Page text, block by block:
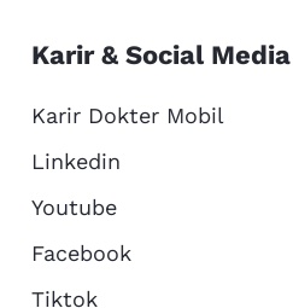
Karir & Social Media
Karir Dokter Mobil
Linkedin
Youtube
Facebook
Tiktok